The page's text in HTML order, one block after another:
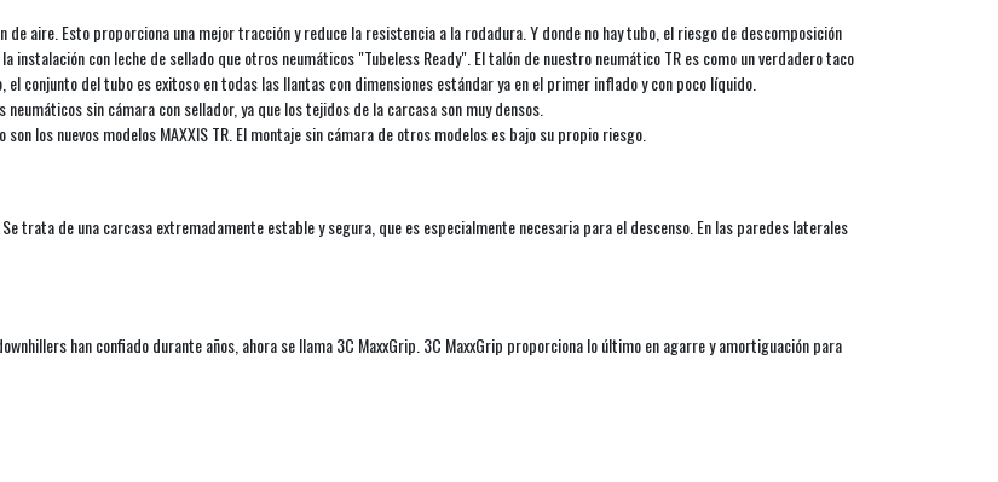
aire. Esto proporciona una mejor tracción y reduce la resistencia a la rodadura. Y donde no hay tubo, el riesgo de descomposición
instalación con leche de sellado que otros neumáticos "Tubeless Ready". El talón de nuestro neumático TR es como un verdadero taco
conjunto del tubo es exitoso en todas las llantas con dimensiones estándar ya en el primer inflado y con poco líquido.
sin cámara con sellador, ya que los tejidos de la carcasa son muy densos.
los nuevos modelos MAXXIS TR. El montaje sin cámara de otros modelos es bajo su propio riesgo.
trata de una carcasa extremadamente estable y segura, que es especialmente necesaria para el descenso. En las paredes laterales
han confiado durante años, ahora se llama 3C MaxxGrip. 3C MaxxGrip proporciona lo último en agarre y amortiguación para